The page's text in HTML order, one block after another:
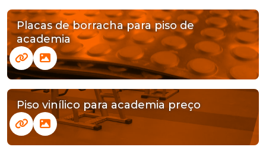
Placas de borracha para piso de
academia
Piso vinílico para academia preço